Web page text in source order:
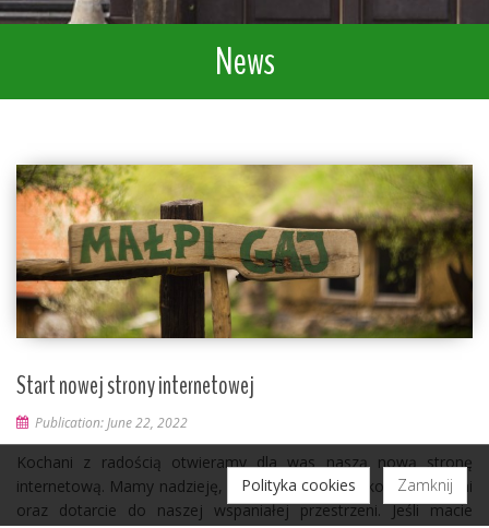
News
Start nowej strony internetowej
Publication: June 22, 2022
Kochani z radością otwieramy dla was naszą nową stronę
internetową. Mamy nadzieję, że ułatwi wam ona kontakt z nami
oraz dotarcie do naszej wspaniałej przestrzeni. Jeśli macie
Polityka cookies Zamknij